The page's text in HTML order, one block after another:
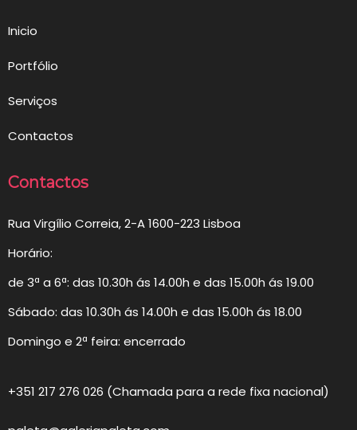
Inicio
Portfólio
Serviços
Contactos
Contactos
Rua Virgílio Correia, 2-A 1600-223 Lisboa
Horário:
de 3ª a 6ª: das 10.30h ás 14.00h e das 15.00h ás 19.00
Sábado: das 10.30h ás 14.00h e das 15.00h ás 18.00
Domingo e 2ª feira: encerrado
+351 217 276 026 (Chamada para a rede fixa nacional)